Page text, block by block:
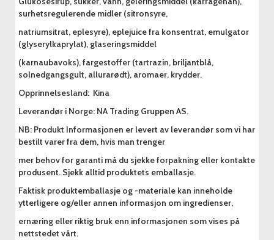
surhetsregulerende midler (sitronsyre,
natriumsitrat, eplesyre), eplejuice fra konsentrat, emulgator
(glyserylkaprylat), glaseringsmiddel
(karnaubavoks), fargestoffer (tartrazin, briljantblå,
solnedgangsgult, allurarødt), aromaer, krydder.
Opprinnelsesland: Kina
Leverandør i Norge: NA Trading Gruppen AS.
NB: Produkt Informasjonen er levert av leverandør som vi har
bestilt varer fra dem, hvis man trenger
mer behov for garanti må du sjekke forpakning eller kontakte
produsent. Sjekk alltid produktets emballasje.
Faktisk produktemballasje og -materiale kan inneholde
ytterligere og/eller annen informasjon om ingredienser,
ernæring eller riktig bruk enn informasjonen som vises på
nettstedet vårt.